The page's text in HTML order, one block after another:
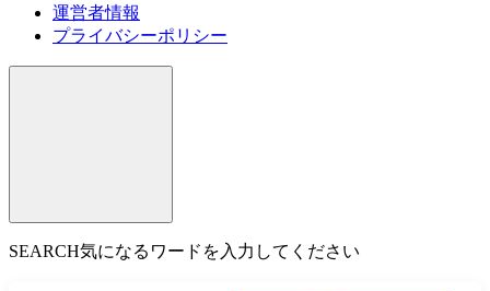
運営者情報
プライバシーポリシー
SEARCH気になるワードを入力してください